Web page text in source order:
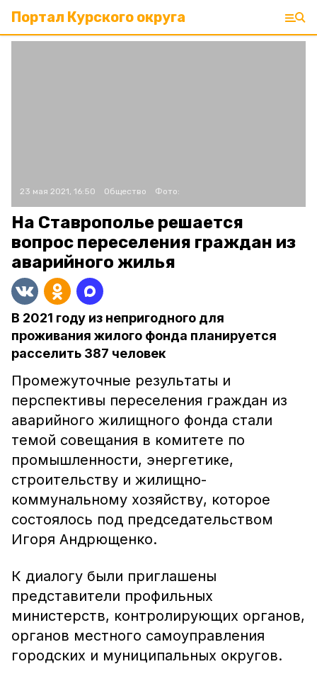
Портал Курского округа
23 мая 2021, 16:50 Общество Фото:
На Ставрополье решается
вопрос переселения граждан из
аварийного жилья
В 2021 году из непригодного для
проживания жилого фонда планируется
расселить 387 человек
Промежуточные результаты и
перспективы переселения граждан из
аварийного жилищного фонда стали
темой совещания в комитете по
промышленности, энергетике,
строительству и жилищно-
коммунальному хозяйству, которое
состоялось под председательством
Игоря Андрющенко.
К диалогу были приглашены
представители профильных
министерств, контролирующих органов,
органов местного самоуправления
городских и муниципальных округов.